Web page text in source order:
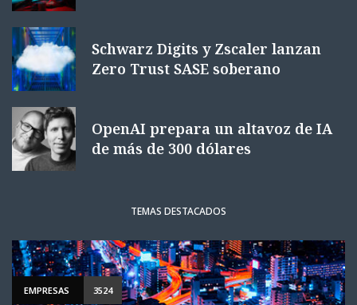
Schwarz Digits y Zscaler lanzan
Zero Trust SASE soberano
OpenAI prepara un altavoz de IA
de más de 300 dólares
TEMAS DESTACADOS
EMPRESAS 3524